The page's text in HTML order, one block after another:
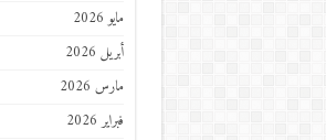
مايو 2026
أبريل 2026
مارس 2026
فبراير 2026